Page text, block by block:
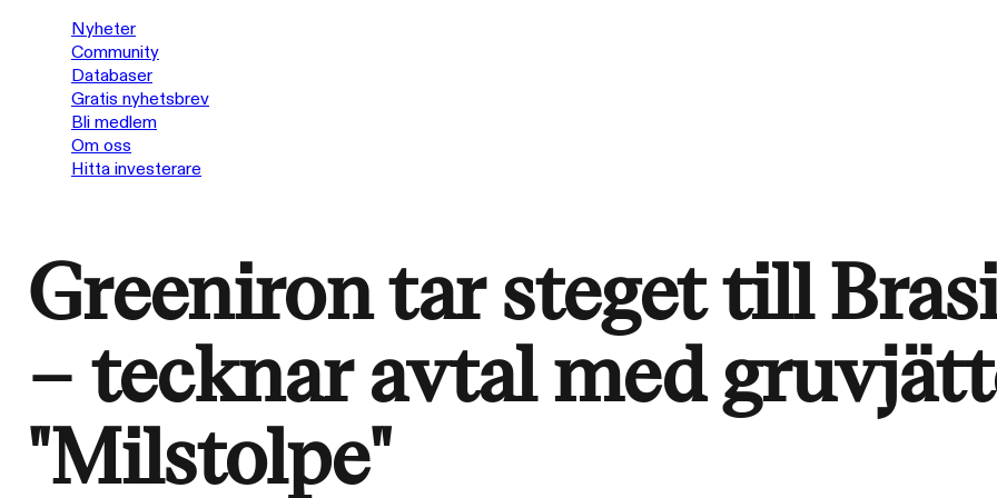
Nyheter
Community
Databaser
Gratis nyhetsbrev
Bli medlem
Om oss
Hitta investerare
Greeniron tar steget till
– tecknar avtal med
"Milstolpe"